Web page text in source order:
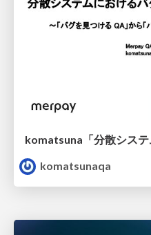
komatsuna「分散システ
komatsunaqa